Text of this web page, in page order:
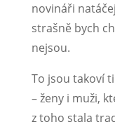
novináři
strašně bych
nejsou.
To jsou takoví
– ženy i muži,
z toho stala